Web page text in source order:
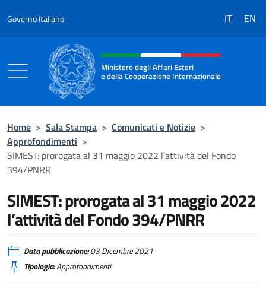
Governo Italiano IT EN
Intestazione sito, social e menù
Ministero degli Affari Esteri
e della Cooperazione Internazionale
Home > Sala Stampa > Comunicati e Notizie >
Approfondimenti >
SIMEST: prorogata al 31 maggio 2022 l’attività del Fondo
394/PNRR
SIMEST: prorogata al 31 maggio 2022
l’attività del Fondo 394/PNRR
Data pubblicazione:03 Dicembre 2021
Tipologia:Approfondimenti